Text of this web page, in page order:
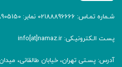
شـماره تمـاس: 02188896666 نمابر: 02188905150
پسـت الـکترونیـکی: info[at]namaz.ir